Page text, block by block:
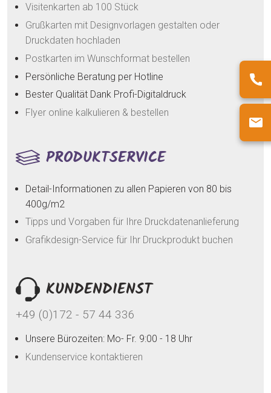
Visitenkarten ab 100 Stück
Grußkarten mit Designvorlagen gestalten oder
Druckdaten hochladen
Postkarten im Wunschformat bestellen
Persönliche Beratung per Hotline
Bester Qualität Dank Profi-Digitaldruck
Flyer online kalkulieren & bestellen
PRODUKTSERVICE
Detail-Informationen zu allen Papieren von 80 bis
400g/m2
Tipps und Vorgaben für Ihre Druckdatenanlieferung
Grafikdesign-Service für Ihr Druckprodukt buchen
KUNDENDIENST
+49 (0)172 - 57 44 336
Unsere Bürozeiten: Mo- Fr. 9:00 - 18 Uhr
Kundenservice kontaktieren